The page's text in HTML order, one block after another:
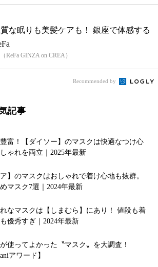
質な眠りも美髪ケアも！ 銀座で体感する
ReFa GINZA on CREA）
Recommended by
記事
富！【ダイソー】のマスクは快適なつけ心
ゃれを両立｜2025年最新
ア】のマスクはおしゃれで着け心地も抜群。
マスク7選｜2024年最新
なマスクは【しまむら】にあり！ 値段も着
優秀すぎ｜2024年最新
使ってよかった〝マスク〟を大調査！
アワード】